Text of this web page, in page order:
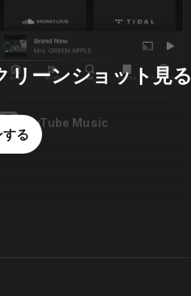
YouTube Music
リーンショット見る
する